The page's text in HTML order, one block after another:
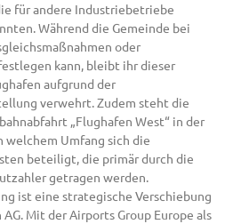
für andere Industriebetriebe
Während die Gemeinde bei
oder
kann, bleibt ihr dieser
aufgrund der
verwehrt. Zudem steht die
„Flughafen West“ in der
welchem Umfang sich die
beteiligt, die primär durch die
getragen werden.
ist eine strategische Verschiebung
Mit der Airports Group Europe als